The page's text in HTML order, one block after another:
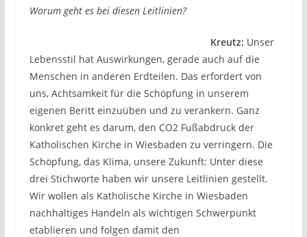
Worum geht es bei diesen Leitlinien?
Kreutz: Unser
Lebensstil hat Auswirkungen, gerade auch auf die
Menschen in anderen Erdteilen. Das erfordert von
uns, Achtsamkeit für die Schöpfung in unserem
eigenen Beritt einzuüben und zu verankern. Ganz
konkret geht es darum, den CO2 Fußabdruck der
Katholischen Kirche in Wiesbaden zu verringern. Die
Schöpfung, das Klima, unsere Zukunft: Unter diese
drei Stichworte haben wir unsere Leitlinien gestellt.
Wir wollen als Katholische Kirche in Wiesbaden
nachhaltiges Handeln als wichtigen Schwerpunkt
etablieren und folgen damit den